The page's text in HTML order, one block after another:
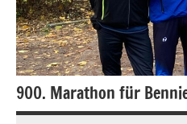
900. Marathon für